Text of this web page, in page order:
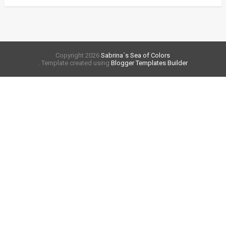
Copyright2026 Sabrina´s Sea of Colors
. Template created using Blogger Templates Builder